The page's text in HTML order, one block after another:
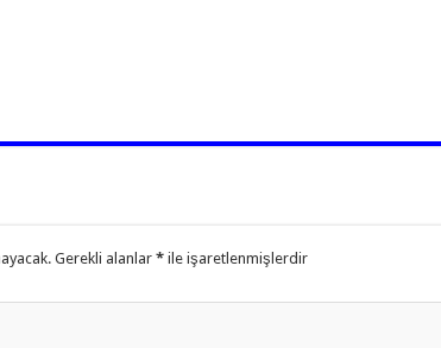
Gerekli alanlar *ile işaretlenmişlerdir